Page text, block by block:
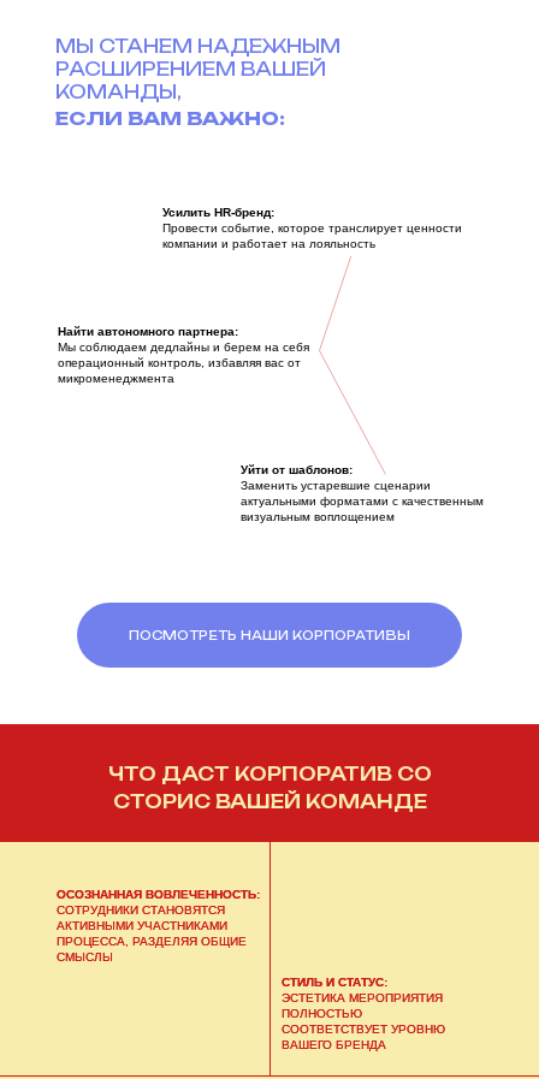
МЫ СТАНЕМ НАДЕЖНЫМ
РАСШИРЕНИЕМ ВАШЕЙ
КОМАНДЫ,
ЕСЛИ ВАМ ВАЖНО:
ЧТО ДАСТ КОРПОРАТИВ СО
СТОРИС ВАШЕЙ КОМАНДЕ
Усилить HR-бренд:
Провести событие, которое транслирует ценности
компании и работает на лояльность
Уйти от шаблонов:
Заменить устаревшие сценарии
актуальными форматами с качественным
визуальным воплощением
Найти автономного партнера:
Мы соблюдаем дедлайны и берем на себя
операционный контроль, избавляя вас от
микроменеджмента
ОСОЗНАННАЯ ВОВЛЕЧЕННОСТЬ:
СОТРУДНИКИ СТАНОВЯТСЯ
АКТИВНЫМИ УЧАСТНИКАМИ
ПРОЦЕССА, РАЗДЕЛЯЯ ОБЩИЕ
СМЫСЛЫ
СТИЛЬ И СТАТУС:
ЭСТЕТИКА МЕРОПРИЯТИЯ
ПОЛНОСТЬЮ
СООТВЕТСТВУЕТ УРОВНЮ
ВАШЕГО БРЕНДА
ПОСМОТРЕТЬ НАШИ КОРПОРАТИВЫ